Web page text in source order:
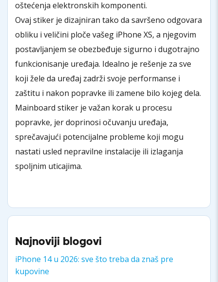
oštećenja elektronskih komponenti.
Ovaj stiker je dizajniran tako da savršeno odgovara
obliku i veličini ploče vašeg iPhone XS, a njegovim
postavljanjem se obezbeđuje sigurno i dugotrajno
funkcionisanje uređaja. Idealno je rešenje za sve
koji žele da uređaj zadrži svoje performanse i
zaštitu i nakon popravke ili zamene bilo kojeg dela.
Mainboard stiker je važan korak u procesu
popravke, jer doprinosi očuvanju uređaja,
sprečavajući potencijalne probleme koji mogu
nastati usled nepravilne instalacije ili izlaganja
spoljnim uticajima.
Najnoviji blogovi
iPhone 14 u 2026: sve što treba da znaš pre
kupovine